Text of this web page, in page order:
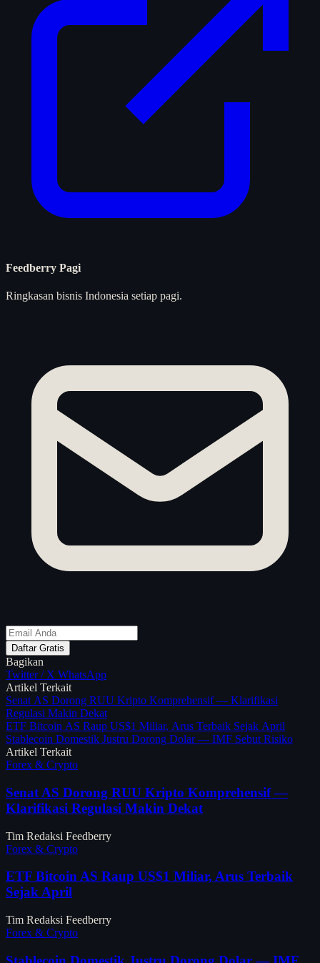
Feedberry Pagi
Ringkasan bisnis Indonesia setiap pagi.
Daftar Gratis
Bagikan
Twitter / X WhatsApp
Artikel Terkait
Senat AS Dorong RUU Kripto Komprehensif — Klarifikasi
Regulasi Makin Dekat
ETF Bitcoin AS Raup US$1 Miliar, Arus Terbaik Sejak April
Stablecoin Domestik Justru Dorong Dolar — IMF Sebut Risiko
Artikel Terkait
Forex & Crypto
Senat AS Dorong RUU Kripto Komprehensif —
Klarifikasi Regulasi Makin Dekat
Tim Redaksi Feedberry
Forex & Crypto
ETF Bitcoin AS Raup US$1 Miliar, Arus Terbaik
Sejak April
Tim Redaksi Feedberry
Forex & Crypto